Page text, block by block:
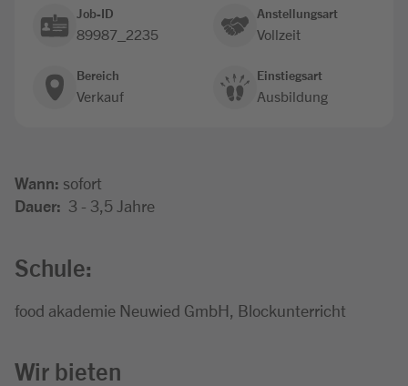
Job-ID
89987_2235
Anstellungsart
Vollzeit
Bereich
Verkauf
Einstiegsart
Ausbildung
Wann: sofort
Dauer: 3 - 3,5 Jahre
Schule:
food akademie Neuwied GmbH, Blockunterricht
Wir bieten